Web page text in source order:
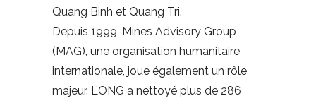
Quang Binh et Quang Tri.
Depuis 1999, Mines Advisory Group
(MAG), une organisation humanitaire
internationale, joue également un rôle
majeur. L’ONG a nettoyé plus de 286